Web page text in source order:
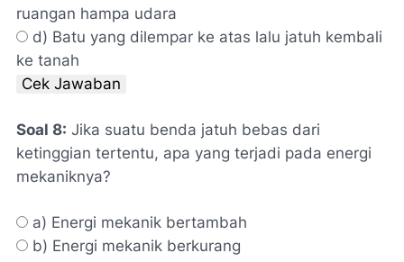
ruangan hampa udara
d) Batu yang dilempar ke atas lalu jatuh kembali
ke tanah
Cek Jawaban
Soal 8: Jika suatu benda jatuh bebas dari
ketinggian tertentu, apa yang terjadi pada energi
mekaniknya?
a) Energi mekanik bertambah
b) Energi mekanik berkurang